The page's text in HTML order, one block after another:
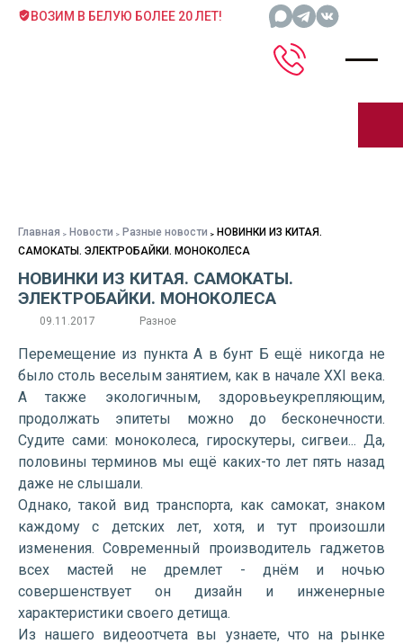
ВОЗИМ В БЕЛУЮ БОЛЕЕ 20 ЛЕТ!
Главная Новости Разные новости
НОВИНКИ ИЗ КИТАЯ.
САМОКАТЫ. ЭЛЕКТРОБАЙКИ. МОНОКОЛЕСА
НОВИНКИ ИЗ КИТАЯ. САМОКАТЫ.
ЭЛЕКТРОБАЙКИ. МОНОКОЛЕСА
09.11.2017 Разное
Перемещение из пункта А в бунт Б ещё никогда не
было столь веселым занятием, как в начале XXI века.
А также экологичным, здоровьеукрепляющим,
продолжать эпитеты можно до бесконечности.
Судите сами: моноколеса, гироскутеры, сигвеи... Да,
половины терминов мы ещё каких-то лет пять назад
даже не слышали.
Однако, такой вид транспорта, как самокат, знаком
каждому с детских лет, хотя, и тут произошли
изменения. Современный производитель гаджетов
всех мастей не дремлет - днём и ночью
совершенствует он дизайн и инженерные
характеристики своего детища.
Из нашего видеоотчета вы узнаете, что на рынке